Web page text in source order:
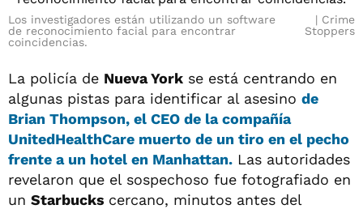
Los investigadores están utilizando un software
de reconocimiento facial para encontrar
coincidencias.
Crime
Stoppers
La policía de Nueva York se está centrando en
algunas pistas para identificar al asesino de
Brian Thompson, el CEO de la compañía
UnitedHealthCare muerto de un tiro en el pecho
frente a un hotel en Manhattan. Las autoridades
revelaron que el sospechoso fue fotografiado en
un Starbucks cercano, minutos antes del